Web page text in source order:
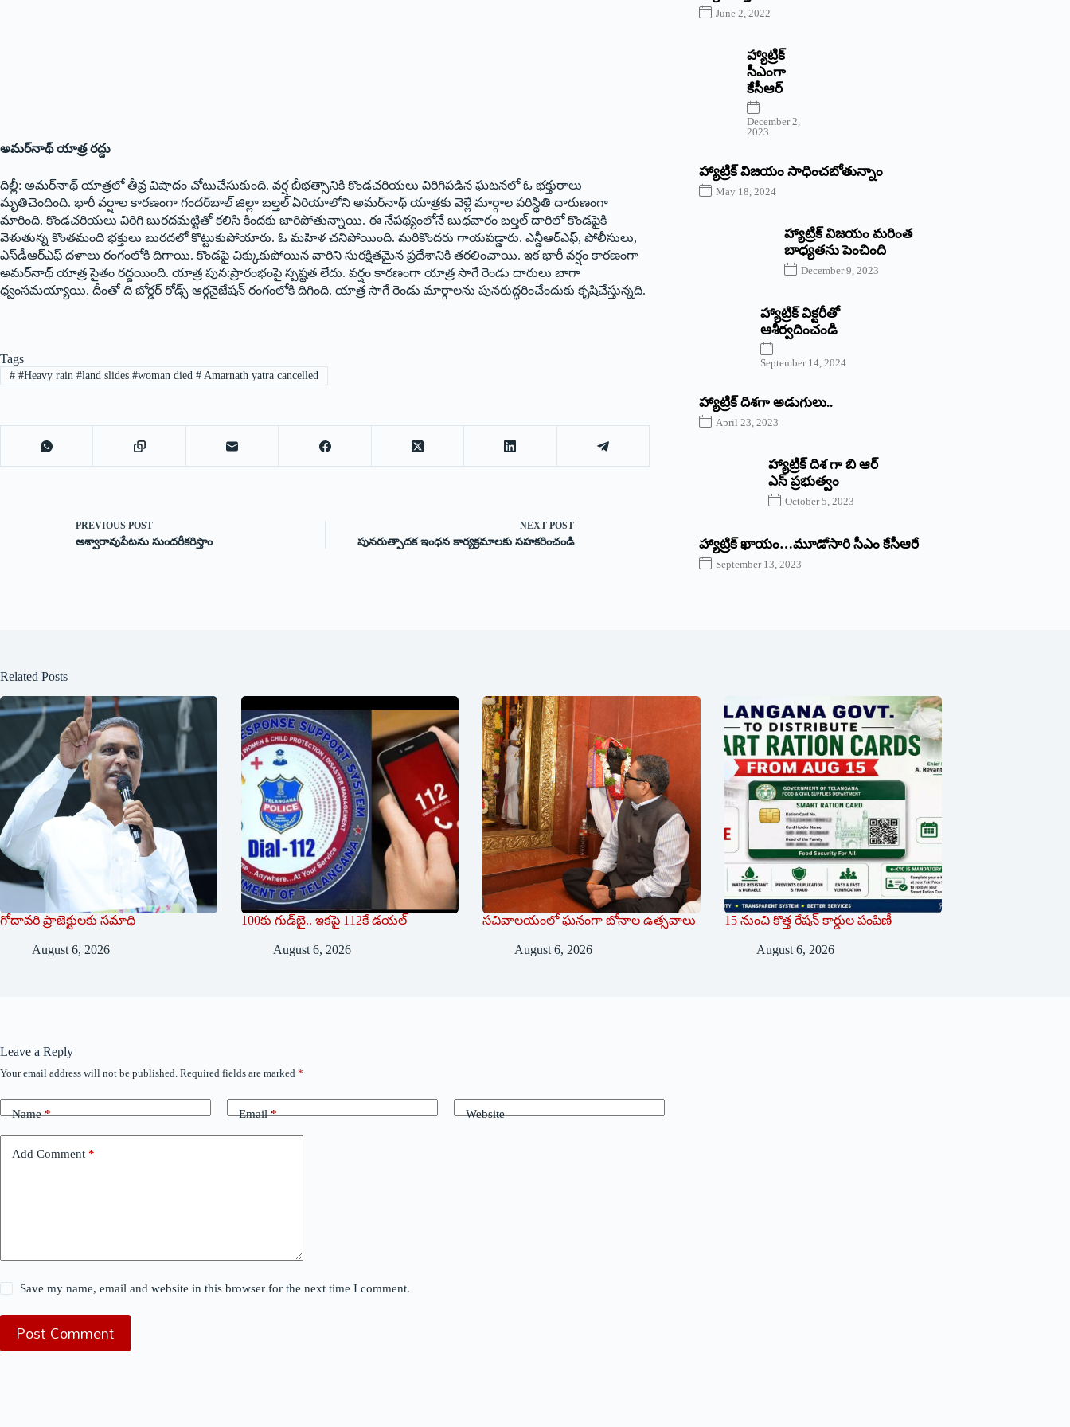
అమర్‌నాథ్‌ యాత్ర రద్దు
దిల్లీ: అమర్‌నాథ్‌ యాత్రలో తీవ్ర విషాదం చోటుచేసుకుంది. వర్ష బీభత్సానికి కొండచరియలు విరిగిపడిన ఘటనలో ఓ భక్తురాలు
మృతిచెందింది. భారీ వర్షాల కారణంగా గందర్‌బాల్‌ జిల్లా బల్తల్‌ ఏరియాలోని అమర్‌నాథ్‌ యాత్రకు వెళ్లే మార్గాల పరిస్థితి దారుణంగా
మారింది. కొండచరియలు విరిగి బురదమట్టితో కలిసి కిందకు జారిపోతున్నాయి. ఈ నేపథ్యంలోనే బుధవారం బల్తల్‌ దారిలో కొండపైకి
వెళుతున్న కొంతమంది భక్తులు బురదలో కొట్టుకుపోయారు. ఓ మహిళ చనిపోయింది. మరికొందరు గాయపడ్డారు. ఎన్డీఆర్‌ఎఫ్‌, పోలీసులు,
ఎస్‌డీఆర్‌ఎఫ్‌ దళాలు రంగంలోకి దిగాయి. కొండపై చిక్కుకుపోయిన వారిని సురక్షితమైన ప్రదేశానికి తరలించాయి. ఇక భారీ వర్షం కారణంగా
అమర్‌నాథ్‌ యాత్ర సైతం రద్దయింది. యాత్ర పున:ప్రారంభంపై స్పష్టత లేదు. వర్షం కారణంగా యాత్ర సాగే రెండు దారులు బాగా
ధ్వంసమయ్యాయి. దీంతో ది బోర్డర్‌ రోడ్స్‌ ఆర్గనైజేషన్‌ రంగంలోకి దిగింది. యాత్ర సాగే రెండు మార్గాలను పునరుద్ధరించేందుకు కృషిచేస్తున్నది.
Tags
##Heavy rain #land slides #woman died # Amarnath yatra cancelled
PREVIOUS POST
అశ్వారావుపేటను సుందరీకరిస్తాం
NEXTPOST
పునరుత్పాదక ఇంధన కార్యక్రమాలకు సహకరించండి
June 2, 2022
హ్యాట్రిక్‌
‌సీఎంగా
కేసీఆర్‌
December 2,
2023
హ్యాట్రిక్‌ విజయం సాధించబోతున్నాం
May 18, 2024
హ్యాట్రిక్ విజయం మరింత
బాధ్యతను పెంచింది
December 9, 2023
హ్యాట్రిక్‌ ‌విక్టరీతో
ఆశీర్వదించండి
September 14, 2024
‌హ్యాట్రిక్‌ ‌దిశగా అడుగులు..
April 23, 2023
హ్యాట్రిక్ దిశ గా బి ఆర్
ఎస్ ప్రభుత్వం
October 5, 2023
హ్యాట్రిక్‌ ‌ఖాయం…మూడోసారి సీఎం కేసీఆరే
September 13, 2023
Related Posts
గోదావరి ప్రాజెక్టులకు సమాధి
August 6, 2026
100కు గుడ్‌బై.. ఇకపై 112కే డయల్
August 6, 2026
సచివాలయంలో ఘనంగా బోనాల ఉత్సవాలు
August 6, 2026
15 నుంచి కొత్త రేషన్ కార్డుల పంపిణీ
August 6, 2026
Leave a Reply
Your email address will not be published. Required fields are marked *
Name* Email* Website
Add Comment *
Save my name, email and website in this browser for the next time I comment.
Post Comment